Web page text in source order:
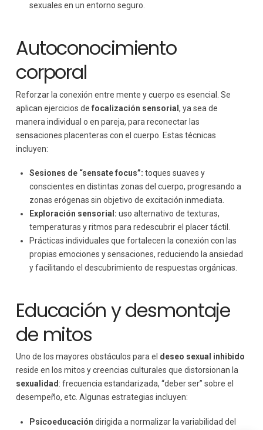
sexuales en un entorno seguro.
Autoconocimiento
corporal
Reforzar la conexión entre mente y cuerpo es esencial. Se
aplican ejercicios de focalización sensorial , ya sea de
manera individual o en pareja, para reconectar las
sensaciones placenteras con el cuerpo. Estas técnicas
incluyen:
Sesiones de “sensate focus”: toques suaves y
conscientes en distintas zonas del cuerpo, progresando a
zonas erógenas sin objetivo de excitación inmediata.
Exploración sensorial:uso alternativo de texturas,
temperaturas y ritmos para redescubrir el placer táctil.
Prácticas individuales que fortalecen la conexión con las
propias emociones y sensaciones, reduciendo la ansiedad
y facilitando el descubrimiento de respuestas orgánicas.
Educación y desmontaje
de mitos
Uno de los mayores obstáculos para el deseo sexual inhibido
reside en los mitos y creencias culturales que distorsionan la
sexualidad: frecuencia estandarizada, “deber ser” sobre el
desempeño, etc. Algunas estrategias incluyen:
Psicoeducacióndirigida a normalizar la variabilidad del